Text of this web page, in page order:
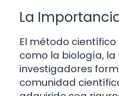
La
El método
como la biología,
investigadores
comunidad